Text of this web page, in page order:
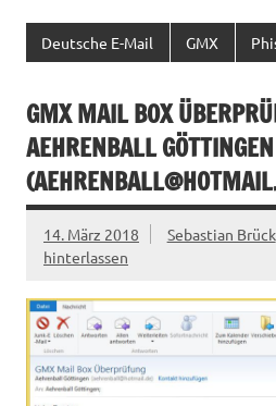
Deutsche E-Mail GMX
GMX MAIL BOX
AEHRENBALL GÖTTINGEN
(
14. März 2018 Sebastian Brück
hinterlassen